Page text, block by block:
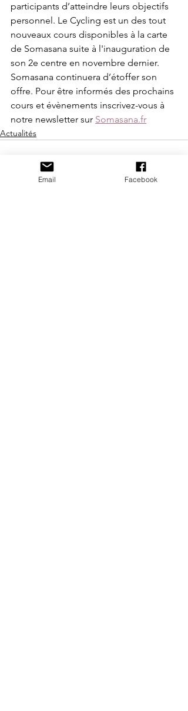
participants d’atteindre leurs objectifs
personnel. Le Cycling est un des tout
nouveaux cours disponibles à la carte
de Somasana suite à l'inauguration de
son 2e centre en novembre dernier.
Somasana continuera d’étoffer son
offre. Pour être informés des prochains
cours et évènements inscrivez-vous à
notre newsletter sur Somasana.fr
Actualités
Email Facebook